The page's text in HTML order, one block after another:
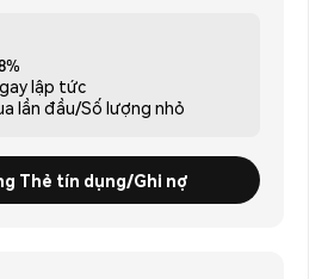
lập tức
lần đầu/Số lượng nhỏ
Thẻ tín dụng/Ghi nợ